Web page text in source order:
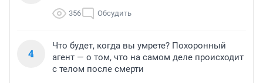
356 Обсудить
4
Что будет, когда вы умрете? Похоронный
агент — о том, что на самом деле происходит
с телом после смерти